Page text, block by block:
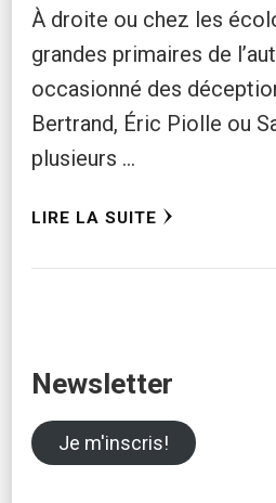
À droite ou chez les
grandes primaires de
occasionné des
Bertrand, Éric Piolle ou
plusieurs …
LIRE LA SUITE
Newsletter
Je m'inscris!